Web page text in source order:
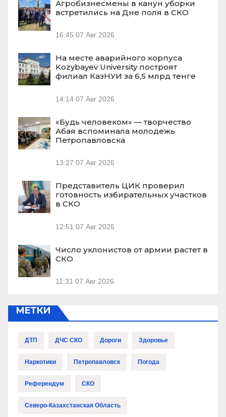
Агробизнесмены в канун уборки
встретились на Дне поля в СКО
16:45 07 Авг 2026
На месте аварийного корпуса
Kozybayev University построят
филиал КазНУИ за 6,5 млрд тенге
14:14 07 Авг 2026
«Будь человеком» — творчество
Абая вспоминала молодежь
Петропавловска
13:27 07 Авг 2026
Представитель ЦИК проверил
готовность избирательных участков
в СКО
12:51 07 Авг 2026
Число уклонистов от армии растет в
СКО
11:31 07 Авг 2026
МЕТКИ
ДТП ДЧС СКО Дороги Здоровье
Наркотики Петропавловск Погода
Референдум СКО
Северо-Казахстанская Область